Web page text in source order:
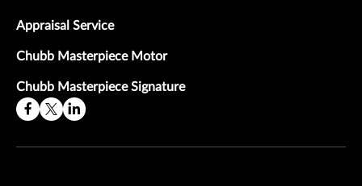
Appraisal Service
Chubb Masterpiece Motor
Chubb Masterpiece Signature